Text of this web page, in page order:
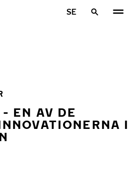
SE
EN AV DE
I